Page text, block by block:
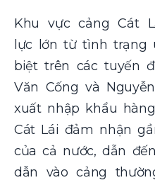
Khu vực cảng Cát
lực lớn từ tình trạng
biệt trên các tuyến
Văn Cống và
xuất nhập khẩu
Cát Lái đảm nhận
của cả nước, dẫn
dẫn vào cảng